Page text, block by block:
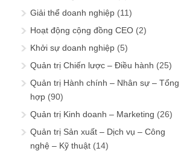
Giải thể doanh nghiệp (11)
Hoạt động cộng đồng CEO (2)
Khởi sự doanh nghiệp (5)
Quản trị Chiến lược – Điều hành (25)
Quản trị Hành chính – Nhân sự – Tổng
hợp (90)
Quản trị Kinh doanh – Marketing (26)
Quản trị Sản xuất – Dịch vụ – Công
nghệ – Kỹ thuật (14)